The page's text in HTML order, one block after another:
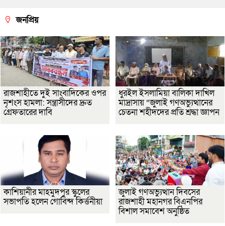
জনপ্রিয়
রাজশাহীতে দুই সাংবাদিকের ওপর
নৃশংস হামলা: সন্ত্রাসীদের দ্রুত
গ্রেফতারের দাবি
ধুরইল ইসলামিয়া বালিকা দাখিল
মাদ্রাসায় “জুলাই গণঅভ্যুত্থানের
চেতনা শহীদদের প্রতি শ্রদ্ধা জ্ঞাপন
কাশিয়ানীর মাহমুদপুর স্কুলের
সভাপতি হলেন গোবিন্দ কির্ত্তনীয়া
জুলাই গণঅভ্যুত্থান দিবসের
রাজশাহী মহানগর বিএনপির
বিশাল সমাবেশ অনুষ্ঠিত